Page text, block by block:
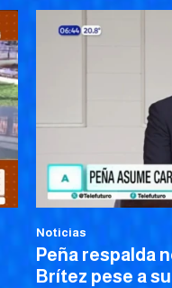
Noticias
Peña respalda
Brítez pese a